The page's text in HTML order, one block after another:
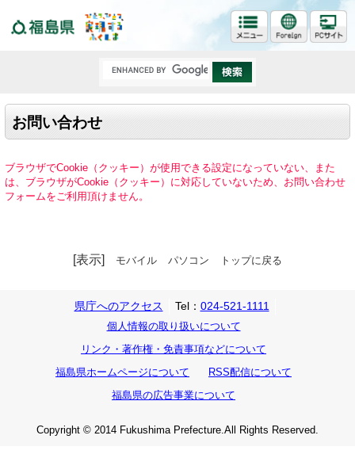
お問い合わせ
ブラウザでCookie（クッキー）が使用できる設定になっていない、また
は、ブラウザがCookie（クッキー）に対応していないため、お問い合わせ
フォームをご利用頂けません。
[表示] モバイル パソコン トップに戻る
県庁へのアクセス Tel： 024-521-1111
個人情報の取り扱いについて
リンク・著作権・免責事項などについて
福島県ホームページについて
RSS配信について
福島県の広告事業について
Copyright © 2014 Fukushima Prefecture.All Rights Reserved.